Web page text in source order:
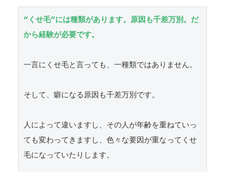
“くせ毛”には種類があります。原因も千差万別。だ
から経験が必要です。
一言にくせ毛と言っても、一種類ではありません。
そして、癖になる原因も千差万別です。
人によって違いますし、その人が年齢を重ねていっ
ても変わってきますし、色々な要因が重なってくせ
毛になっていたりします。